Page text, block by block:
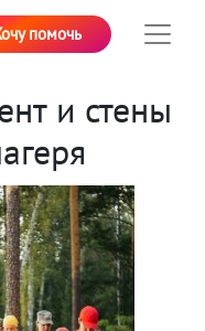
помочь
и стены